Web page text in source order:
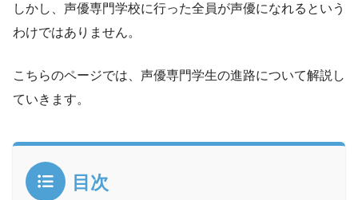
しかし、声優専門学校に行った全員が声優になれるという
わけではありません。
こちらのページでは、声優専門学生の進路について解説し
ていきます。
目次